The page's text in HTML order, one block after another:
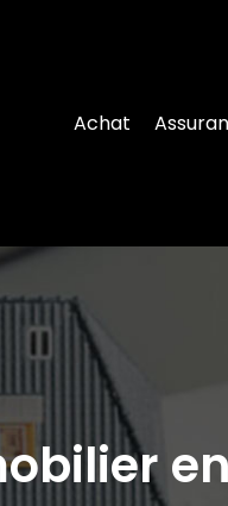
Achat